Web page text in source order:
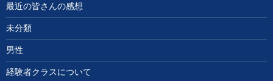
最近の皆さんの感想
未分類
男性
経験者クラスについて